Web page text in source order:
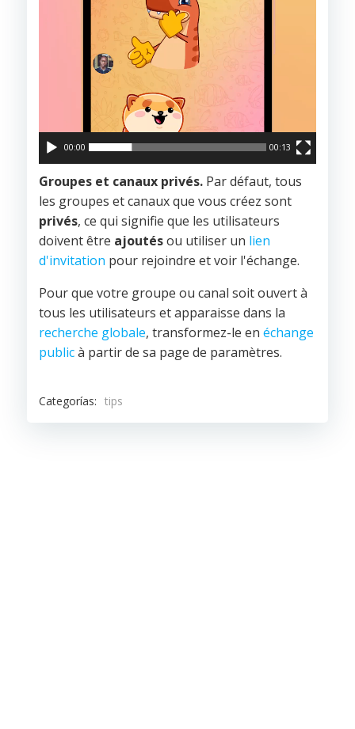
00:00 00:13
Groupes et canaux privés. Par défaut, tous
les groupes et canaux que vous créez sont
privés, ce qui signifie que les utilisateurs
doivent être ajoutésou utiliser un lien
d'invitation pour rejoindre et voir l'échange.
Pour que votre groupe ou canal soit ouvert à
tous les utilisateurs et apparaisse dans la
recherche globale, transformez-le en échange
publicà partir de sa page de paramètres.
Categorías: tips